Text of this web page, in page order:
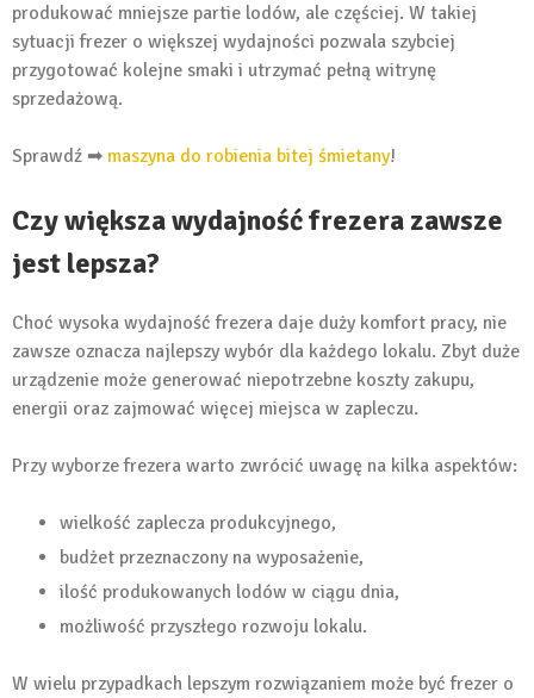
produkować mniejsze partie lodów, ale częściej. W takiej
sytuacji frezer o większej wydajności pozwala szybciej
przygotować kolejne smaki i utrzymać pełną witrynę
sprzedażową.
Sprawdź ➡ maszyna do robienia bitej śmietany!
Czy większa wydajność frezera zawsze
jest lepsza?
Choć wysoka wydajność frezera daje duży komfort pracy, nie
zawsze oznacza najlepszy wybór dla każdego lokalu. Zbyt duże
urządzenie może generować niepotrzebne koszty zakupu,
energii oraz zajmować więcej miejsca w zapleczu.
Przy wyborze frezera warto zwrócić uwagę na kilka aspektów:
wielkość zaplecza produkcyjnego,
budżet przeznaczony na wyposażenie,
ilość produkowanych lodów w ciągu dnia,
możliwość przyszłego rozwoju lokalu.
W wielu przypadkach lepszym rozwiązaniem może być frezer o